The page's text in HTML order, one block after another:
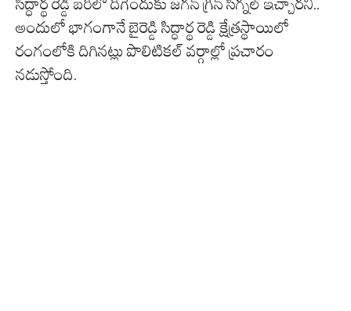
సిద్ధార్థ రెడ్డి బరిలో దిగేందుకు జగన్ గ్రీన్ సిగ్నల్ ఇచ్చారని..
అందులో భాగంగానే బైరెడ్డి సిద్ధార్థ రెడ్డి క్షేత్రస్థాయిలో
రంగంలోకి దిగినట్లు పొలిటికల్ వర్గాల్లో ప్రచారం
నడుస్తోంది.